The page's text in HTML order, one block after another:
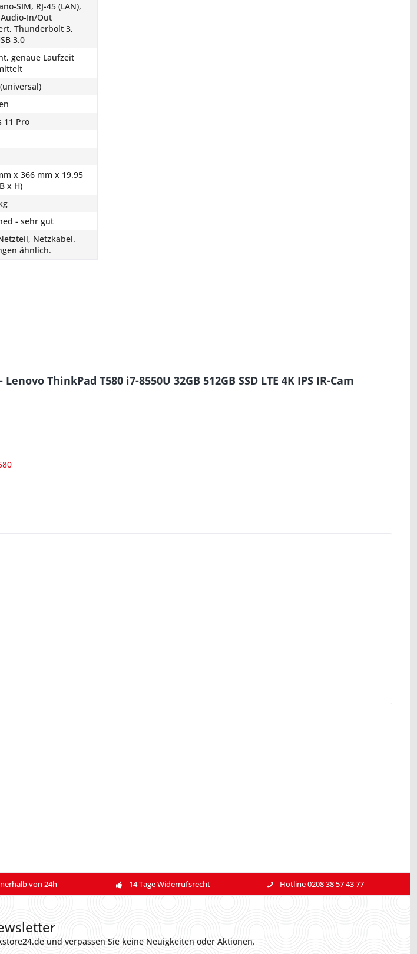
SIM, RJ-45 (LAN),
Audio-In/Out
Thunderbolt 3,
3.0
genaue Laufzeit
11 Pro
x 366 mm x 19.95
x H)
- sehr gut
Netzkabel.
ähnlich.
ThinkPad T580 i7-8550U 32GB 512GB SSD LTE 4K IPS IR-Cam
von 24h 14 Tage Widerrufsrecht Hotline 0208 38 57 43 77
und verpassen Sie keine Neuigkeiten oder Aktionen.